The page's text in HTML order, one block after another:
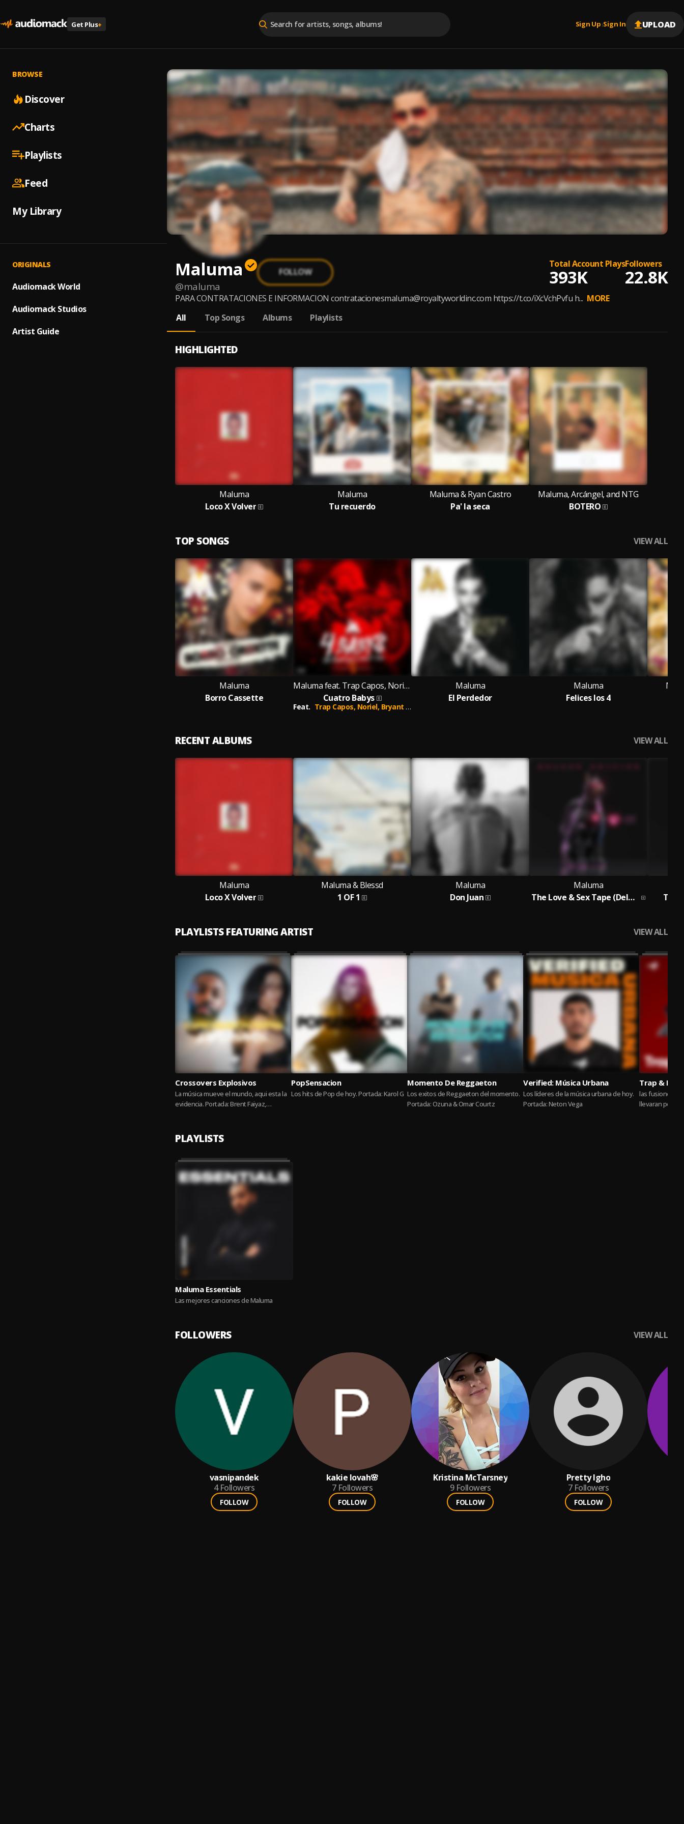
Get Plus+ Sign Up |Sign In UPLOAD
BROWSE
Discover
Charts
Playlists
Feed
My Library
ORIGINALS
Audiomack World
Audiomack Studios
Artist Guide
Maluma
@maluma
FOLLOW
Total Account Plays
393K
Followers
22.8K
PARA CONTRATACIONES E INFORMACION contratacionesmaluma@royaltyworldinc.com https://t.co/iXcVchPvfu h... MORE
All
Top Songs Albums Playlists
HIGHLIGHTED
Maluma
Loco X Volver
Maluma
Tu recuerdo
Maluma & Ryan Castro
Pa' la seca
Maluma, Arcángel, and NTG
BOTERO
TOP SONGS VIEW ALL
Maluma
Borro Cassette
Maluma feat. Trap Capos, Noriel, Bryant Myers, Juhn
Cuatro Babys
Feat. Trap Capos, Noriel, Bryant Myers,
Maluma
El Perdedor
Maluma
Felices los 4
RECENT ALBUMS VIEW ALL
Maluma
Loco X Volver
Maluma & Blessd
1 OF 1
Maluma
Don Juan
Maluma
The Love & Sex Tape (Deluxe Edition)
The
PLAYLISTS FEATURING ARTIST VIEW ALL
Crossovers Explosivos
La música mueve el mundo, aqui esta la
evidencia. Portada: Brent Faiyaz,
PopSensacion
Los hits de Pop de hoy. Portada: Karol G
Momento De Reggaeton
Los exitos de Reggaeton del momento.
Portada: Ozuna & Omar Courtz
Verified: Música Urbana
Los líderes de la música urbana de hoy.
Portada: Neton Vega
Trap & B
las fusiones
llevaran por
PLAYLISTS
Maluma Essentials
Las mejores canciones de Maluma
FOLLOWERS VIEW ALL
vasnipandek
4 Followers
FOLLOW
kakie lovah🌸
7 Followers
FOLLOW
Kristina McTarsney
9 Followers
FOLLOW
Pretty Igho
7 Followers
FOLLOW